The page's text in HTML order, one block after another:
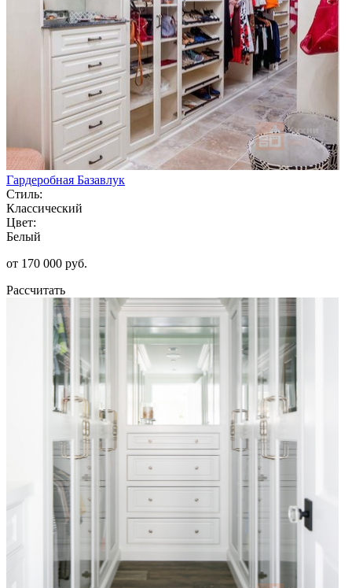
Гардеробная Базавлук
Стиль:
Классический
Цвет:
Белый
от 170 000 руб.
Рассчитать